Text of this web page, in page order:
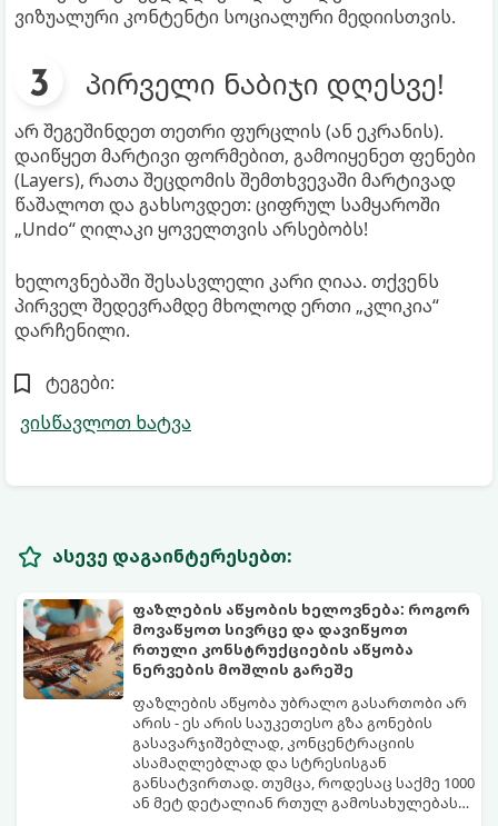
ვიზუალური კონტენტი სოციალური მედიისთვის.
პირველი ნაბიჯი დღესვე!
არ შეგეშინდეთ თეთრი ფურცლის (ან ეკრანის).
დაიწყეთ მარტივი ფორმებით, გამოიყენეთ ფენები
(Layers), რათა შეცდომის შემთხვევაში მარტივად
წაშალოთ და გახსოვდეთ: ციფრულ სამყაროში
„Undo“ ღილაკი ყოველთვის არსებობს!
ხელოვნებაში შესასვლელი კარი ღიაა. თქვენს
პირველ შედევრამდე მხოლოდ ერთი „კლიკია“
დარჩენილი.
ტეგები:
ვისწავლოთ ხატვა
ასევე დაგაინტერესებთ:
ფაზლების აწყობის ხელოვნება: როგორ
მოვაწყოთ სივრცე და დავიწყოთ
რთული კონსტრუქციების აწყობა
ნერვების მოშლის გარეშე
ფაზლების აწყობა უბრალო გასართობი არ
არის - ეს არის საუკეთესო გზა გონების
გასავარჯიშებლად, კონცენტრაციის
ასამაღლებლად და სტრესისგან
განსატვირთად. თუმცა, როდესაც საქმე 1000
ან მეტ დეტალიან რთულ გამოსახულებას